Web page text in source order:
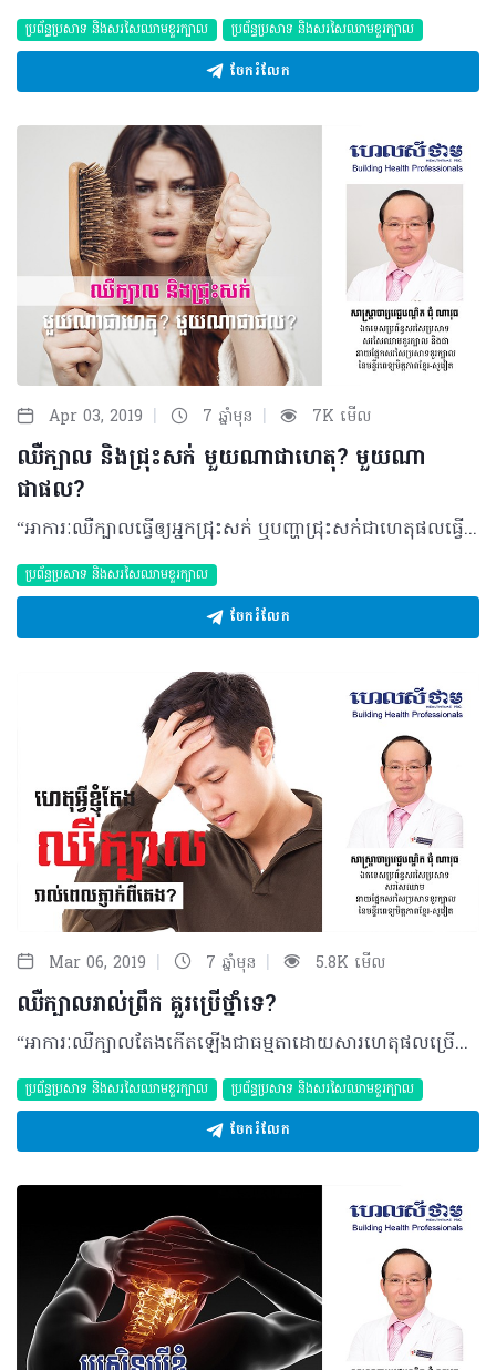
ប្រព័ន្ធប្រសាទ និងសរសៃឈាមខួរក្បាល ប្រព័ន្ធប្រសាទ និងសរសៃឈាមខួរក្បាល
ចែករំលែក
Apr 03, 2019 | 7 ឆ្នាំមុន | 7K មើល
ឈឺក្បាល និងជ្រុះសក់ មួយណាជាហេតុ? មួយណា
ជាផល?
“អាការៈឈឺក្បាលធ្វើឲ្យអ្នកជ្រុះសក់ ឬបញ្ហាជ្រុះសក់ជាហេតុផលធ្វើឲ្យអ្នកឈឺក្បាល” នៅតែជាភាពស្រពេចស្រពិលមួយកើតមានឡើងសឹងតែបុគ្គលគ្រប់រូបទាំងអស់។ យ៉ាងណាមិញហេតុផលនៃបញ្ហាទាំងពីរខាងលើអាចបណ្តាលមកពីកត្តារួមផ្សំគ្នានៃស្ថានភាពជំងឺណាមួយ ដែលអ្នកអាចស្វែងយល់បន្ថែមតាមរយៈករណីខាងក្រោម៖ សំណួរ៖ ខ្ញុំមានការឈឺក្បាលតាំងពីអាយុ ១៣ឆ្នាំហើយសក់ខ្ញុំជ្រុះខ្លាំងណាស់រយៈពេល ១ឆ្នាំនេះ។ នាងខ្ញុំឧស្សាហ៍ឈឺក្បាល ថែមទាំងឈឺប្រកាំងទៀតផង។ ខ្ញុំធ្លាប់ទទួលបានការព្យាបាលដោយប្រើប្រាស់ឱសថប៉ារ៉ាសេតាម៉ុល តែឥឡូវការព្យាបាលហាក់គ្មានប្រសិទ្ធភាព។ តើគួរធ្វើដូចម្តេចចំពោះបញ្ហាសក់ជ្រុះនេះ? ចម្លើយ៖ បើមានបញ្ហាទាក់ទងនឹងខួរក្បាល និងសរសៃប្រសាទ នោះការឈឺក្បាលអាចធ្វើឲ្យរង្គោះសក់ ហើយបើទាក់ទងនឹងផ្នែកសើស្បែកវិញសារធាតុពុលមួយចំនួនពីសាប៊ូកក់សក់ក៏ធ្វើឲ្យរង្គោះសក់បានដែរ។ ផ្ទុយមកវិញការគិតច្រើនពីបញ្ហាជ្រុះសក់ក៏ធ្វើឲ្យអ្នកមានការឈឺក្បាលដែរ ហេតុនេះគួរតែជួបពិគ្រោះជាមួយគ្រូពេទ្យឯកទេសសរសៃប្រសាទខួរក្បាល ដើម្បីដោះស្រាយកង្វល់ទាំងអស់ខាងលើចំណែកការប្រើប្រាស់ថ្នាំប៉ារ៉ាសេតាម៉ុលមិនមែនជាជម្រើសសំខាន់នោះទេ។ បញ្ហាក្នុងករណីខាងលើនេះមិនទាន់ធ្ងន់ធ្ងរឡើយ តែគួរជួបពិភាក្សាជាមួយនឹងគ្រូពេទ្យផ្នែកខួរក្បាល និងគ្រូពេទ្យសើស្បែក ព្រោះយើងមិនអាចសន្និដ្ឋានបានថាតើអាការៈឈឺក្បាលនេះកើតមុនជ្រុះសក់ ឬជ្រុះសក់ហើយទើបបណ្តាលឲ្យឈឺក្បាល? បកស្រាយដោយ៖ សាស្រ្តាចារ្យវេជ្ជបណ្ឌិត ជុំ ណាវុធ ឯកទេសប្រព័ន្ធសរសៃប្រសាទ សរសៃឈាមខួរក្បាល និងជានាយផ្នែកសរសៃប្រសាទខួរក្បាលនៃមន្ទីរពេទ្យមិត្តភាពខ្មែរ-សូវៀត ©2019 រក្សាសិទ្ធិគ្រប់យ៉ាង​ដោយ Healthtime Corporation ចំពោះគ្រប់អត្ថបទដោយគ្មានផ្នែកណាមួយត្រូវបោះពុម្ពផ្សាយចូល ប្រព័ន្ធអុីនធឺណែតឧបករណ៍អេឡិចត្រូនិកអាត់ជាសំឡេងឬថតចំលងគ្រប់រូបភាពដោយគ្មានការអនុញ្ញាតឡើយ
ប្រព័ន្ធប្រសាទ និងសរសៃឈាមខួរក្បាល
ចែករំលែក
Mar 06, 2019 | 7 ឆ្នាំមុន | 5.8K មើល
ឈឺក្បាលរាល់ព្រឹក គួរប្រើថ្នាំទេ?
“អាការៈឈឺក្បាលតែងកើតឡើងជាធម្មតាដោយសារហេតុផលច្រើនយ៉ាងដូចជាការគេងមិនគ្រប់គ្រាន់ ស្រេ្តស ឬការជួបប្រទះនឹងរឿងរ៉ាវដែលតែងកើតមានប្រចាំថ្ងៃ ប៉ុន្តែប្រសិនអ្នកឈឺនៅពេលព្រឹកព្រលឹមវិញនោះ មូលហេតុអាចមានលើសពីនេះ។” សំណួរ៖ ខ្ញុំបាទអាយុ២១ឆ្នាំ កម្ពស់១ម៉ែត្រ៧០ ទម្ងន់៥៦គីឡូក្រាម មុខរបរជាបុគ្គលិកផ្នែកលក់ក្នុងក្រុមហ៊ុនឯកជនមួយ។ រយៈពេលជាង ៥ខែមកនេះ ខ្ញុំតែងឈឺក្បាលរាល់ព្រឹក បន្ទាប់ពីក្រោកពីគេង និងមានអាការៈវិលមុខជាប្រចាំ។ ខ្ញុំមិនធ្លាប់បានទៅព្យាបាល ឬប្រើថ្នាំប្រចាំកាយអ្វីមួយទេ។ តើរោគសញ្ញាខាងលើបណ្តាលមកពីមូលហេតុអ្វី? តើខ្ញុំគួរធ្វើដូចម្តេច? ចំលើយ៖ ចំពោះការឈឺក្បាលនៅពេលព្រឹក បន្ទាប់ពីក្រោកពីគេង អាចកើតមានលើមនុស្សទូទៅដូចគ្នា។ ហេតុនេះចំពោះករណីប្អូនគួរពិចារណាថា តើគេងបានគ្រប់គ្រាន់ទេ មានយល់សប្តិពេលគេង ឬអត់ មានឈឺក្បាល ក្អួតចង្អោរ ឬព្រិលភ្នែកដែរឬទេ? បើមានករណីទាំងនេះបន្ថែមពីការឈឺក្បាល គួរតែទៅជួបវេជ្ជបណ្ឌិត មានជំនាញឯកទេសខាងជំងឺខួរក្បាល។ គួរចងចាំថាចំពោះការឈឺក្បាលណាដែលមិនចាំបាច់ព្យាបាល គួរកុំផ្សំថ្នាំញ៉ាំដោយខ្លួនឯងដោយមិនបានឆ្លងកាត់ការប្រឹក្សាយោបល់ជាមួយវេជ្ជបណ្ឌិត ហើយចំពោះជំងឺខ្លះអាចទទួលដំបូន្មានពីគ្រូពេទ្យ ដោយចាំបាច់ប្រើប្រាស់ថ្នាំបានតាមវេជ្ជបញ្ជា ឬមិនចាំបាច់ក៏អាចធ្វើឲ្យជំងឺជាសះស្បើយបាន។ បកស្រាយដោយ៖ សាស្ត្រាចារ្យវេជ្ជបណ្ឌិត ជុំ ណាវុធ ឯកទេសប្រព័ន្ធសរសៃប្រសាទ សរសៃឈាម នាយផ្នែកសរសៃប្រសាទខួរក្បាលនៃមន្ទីរពេទ្យមិត្តភាពខ្មែរ-សូវៀត ©2019 រក្សាសិទ្ធិគ្រប់យ៉ាង​ដោយ Healthtime Corporation ចំពោះគ្រប់អត្ថបទដោយគ្មានផ្នែកណាមួយត្រូវបោះពុម្ពផ្សាយចូល ប្រព័ន្ធអ៊ីនធឺណែតឧបករណ៍អេឡិចត្រូនិកអាត់ជាសំឡេងឬថតចំលងគ្រប់រូបភាពដោយគ្មានការអនុញ្ញាតឡើយ
ប្រព័ន្ធប្រសាទ និងសរសៃឈាមខួរក្បាល ប្រព័ន្ធប្រសាទ និងសរសៃឈាមខួរក្បាល
ចែករំលែក